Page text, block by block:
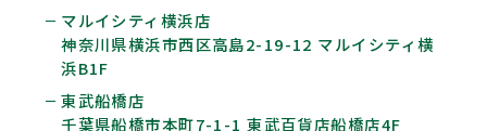
マルイシティ横浜店
神奈川県横浜市西区高島2-19-12 マルイシティ横
浜B1F
東武船橋店
千葉県船橋市本町7-1-1 東武百貨店船橋店4F